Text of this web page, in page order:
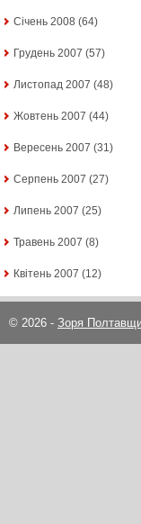
Січень 2008 (64)
Грудень 2007 (57)
Листопад 2007 (48)
Жовтень 2007 (44)
Вересень 2007 (31)
Серпень 2007 (27)
Липень 2007 (25)
Травень 2007 (8)
Квітень 2007 (12)
© 2026 - Зоря